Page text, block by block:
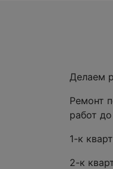
Делаем
Ремонт
работ
1-к
2-к